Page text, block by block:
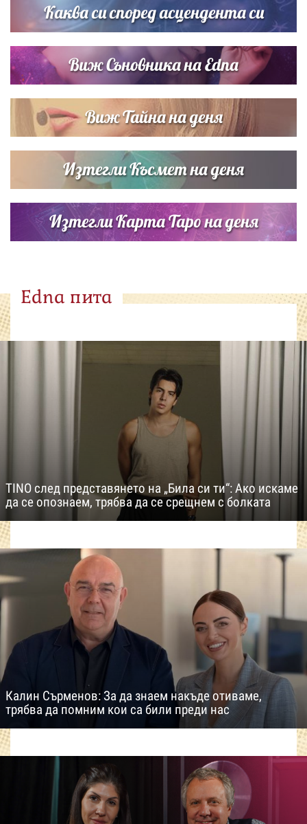
Каква си според асцендента си
Виж Съновника на Edna
Виж Тайна на деня
Изтегли Късмет на деня
Изтегли Карта Таро на деня
Edna пита
TINO след представянето на „Била си ти“: Ако искаме
да се опознаем, трябва да се срещнем с болката
Калин Сърменов: За да знаем накъде отиваме,
трябва да помним кои са били преди нас